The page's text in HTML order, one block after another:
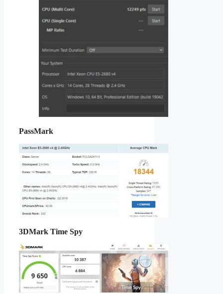
PassMark
3DMark Time Spy